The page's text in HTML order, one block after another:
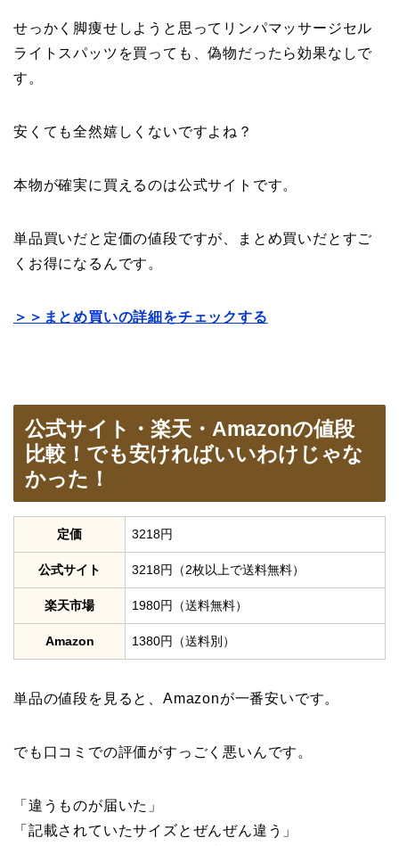
せっかく脚痩せしようと思ってリンパマッサージセル
ライトスパッツを買っても、偽物だったら効果なしで
す。
安くても全然嬉しくないですよね？
本物が確実に買えるのは公式サイトです。
単品買いだと定価の値段ですが、まとめ買いだとすご
くお得になるんです。
＞＞まとめ買いの詳細をチェックする
公式サイト・楽天・Amazonの値段
比較！でも安ければいいわけじゃな
かった！
定価 3218円
公式サイト 3218円（2枚以上で送料無料）
楽天市場 1980円（送料無料）
Amazon 1380円（送料別）
単品の値段を見ると、Amazonが一番安いです。
でも口コミでの評価がすっごく悪いんです。
「違うものが届いた」
「記載されていたサイズとぜんぜん違う」